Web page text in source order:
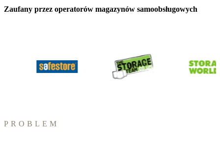
Zaufany przez operatorów magazynów samoobsługowych
PROBLEM